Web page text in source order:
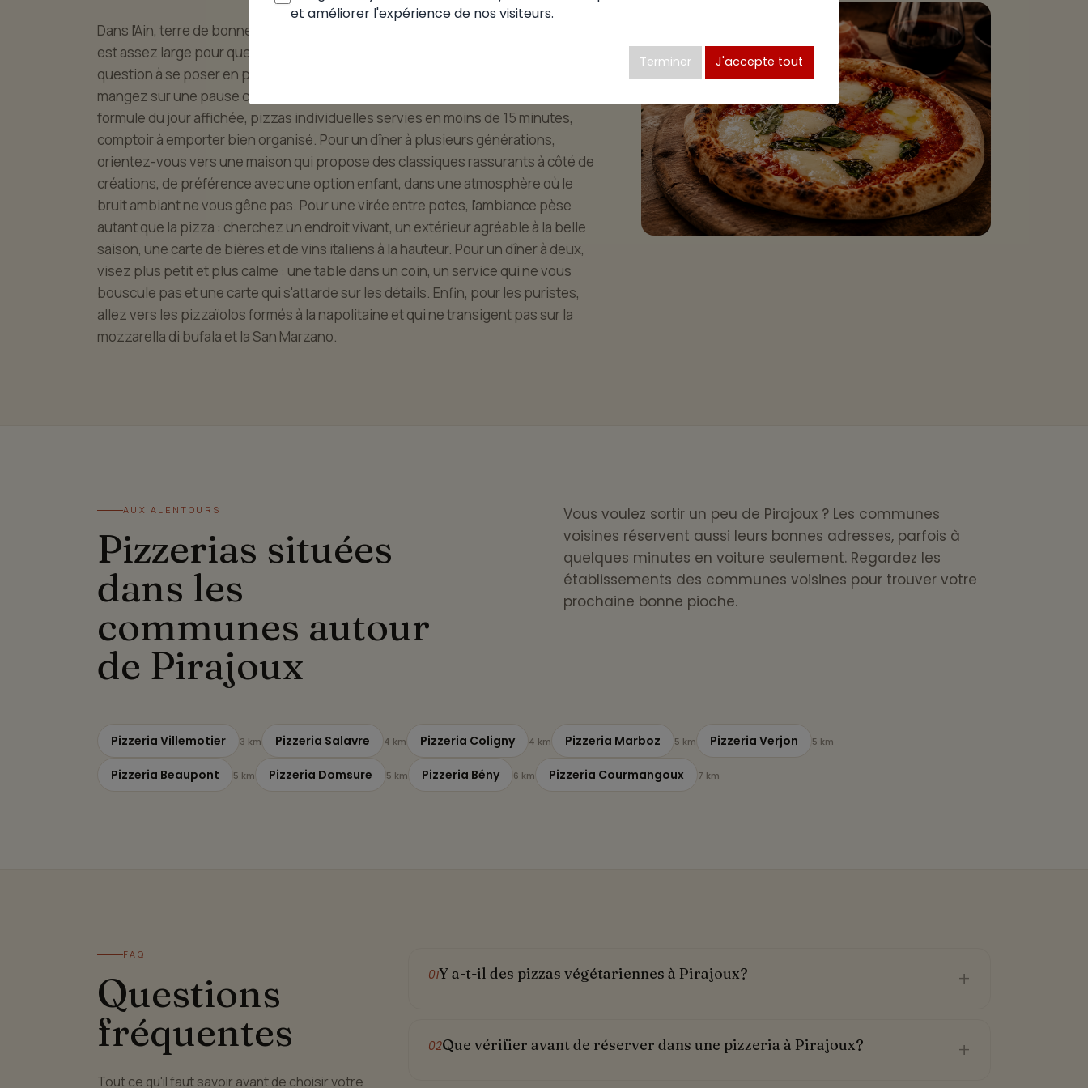
Dans l'Ain, terre de bonne table, la bonne pizzéria se mérite. À Pirajoux, le panel
est assez large pour que chacun trouve l'adresse qui colle à son moment. La
question à se poser en premier : quel est l'objectif de la soirée ? Quand vous
mangez sur une pause courte, cherchez les adresses calibrées pour le midi :
formule du jour affichée, pizzas individuelles servies en moins de 15 minutes,
comptoir à emporter bien organisé. Pour un dîner à plusieurs générations,
orientez-vous vers une maison qui propose des classiques rassurants à côté de
créations, de préférence avec une option enfant, dans une atmosphère où le
bruit ambiant ne vous gêne pas. Pour une virée entre potes, l'ambiance pèse
autant que la pizza : cherchez un endroit vivant, un extérieur agréable à la belle
saison, une carte de bières et de vins italiens à la hauteur. Pour un dîner à deux,
visez plus petit et plus calme : une table dans un coin, un service qui ne vous
bouscule pas et une carte qui s'attarde sur les détails. Enfin, pour les puristes,
allez vers les pizzaïolos formés à la napolitaine et qui ne transigent pas sur la
mozzarella di bufala et la San Marzano.
AUX ALENTOURS
Pizzerias situées
dans les
communes autour
de Pirajoux
Vous voulez sortir un peu de Pirajoux ? Les communes
voisines réservent aussi leurs bonnes adresses, parfois à
quelques minutes en voiture seulement. Regardez les
établissements des communes voisines pour trouver votre
prochaine bonne pioche.
Pizzeria Villemotier 3 km Pizzeria Salavre 4 km Pizzeria Coligny 4 km Pizzeria Marboz 5 km Pizzeria Verjon 5 km
Pizzeria Beaupont 5 km Pizzeria Domsure 5 km Pizzeria Bény 6 km Pizzeria Courmangoux 7 km
FAQ
Questions
fréquentes
Tout ce qu'il faut savoir avant de choisir votre
01Y a-t-il des pizzas végétariennes à Pirajoux? +
02Que vérifier avant de réserver dans une pizzeria à Pirajoux? +
et améliorer l'expérience de nos visiteurs.
Terminer J'accepte tout